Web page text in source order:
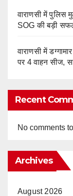
वाराणसी में पुलिस
SOG की बड़ी
वाराणसी में
पर 4 वाहन सीज,
Recent
No comments
Archives
August 2026